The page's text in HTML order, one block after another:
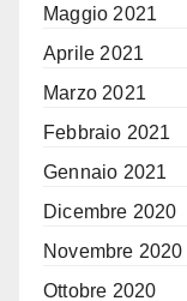
Maggio 2021
Aprile 2021
Marzo 2021
Febbraio 2021
Gennaio 2021
Dicembre 2020
Novembre 2020
Ottobre 2020